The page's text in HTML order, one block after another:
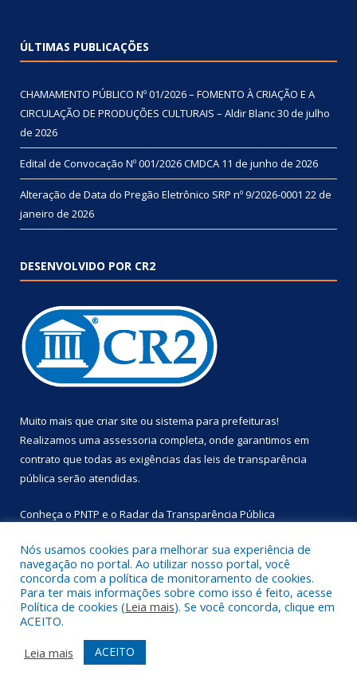
ÚLTIMAS PUBLICAÇÕES
CHAMAMENTO PÚBLICO Nº 01/2026 – FOMENTO À CRIAÇÃO E A
CIRCULAÇÃO DE PRODUÇÕES CULTURAIS – Aldir Blanc30 de julho
de 2026
Edital de Convocação Nº 001/2026 CMDCA 11 de junho de 2026
Alteração de Data do Pregão Eletrônico SRP nº 9/2026-0001 22 de
janeiro de 2026
DESENVOLVIDO POR CR2
Muito mais que criar site ou sistema para prefeituras!
Realizamos uma assessoria completa, onde garantimos em
contrato que todas as exigências das leis de transparência
pública serão atendidas.
Conheça o PNTP e o Radar da Transparência Pública
Todos os direitos reservados a Prefeitura Municipal de
Primavera.
Mapa do Site
Acessar Área Administrativa
Acessar Webmail
Nós usamos cookies para melhorar sua experiência de
navegação no portal. Ao utilizar nosso portal, você
concorda com a política de monitoramento de cookies.
Para ter mais informações sobre como isso é feito, acesse
Política de cookies (Leia mais). Se você concorda, clique em
ACEITO.
Leia mais
ACEITO